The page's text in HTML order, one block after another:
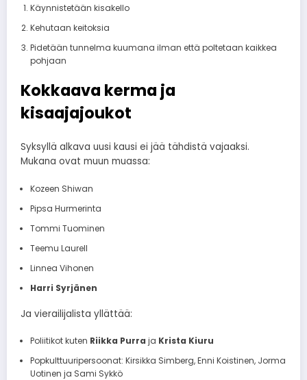
Käynnistetään kisakello
Kehutaan keitoksia
Pidetään tunnelma kuumana ilman että poltetaan kaikkea
pohjaan
Kokkaava kerma ja
kisaajajoukot
Syksyllä alkava uusi kausi ei jää tähdistä vajaaksi.
Mukana ovat muun muassa:
Kozeen Shiwan
Pipsa Hurmerinta
Tommi Tuominen
Teemu Laurell
Linnea Vihonen
Harri Syrjänen
Ja vierailijalista yllättää:
Poliitikot kuten Riikka Purra ja Krista Kiuru
Popkulttuuripersoonat: Kirsikka Simberg, Enni Koistinen, Jorma
Uotinen ja Sami Sykkö